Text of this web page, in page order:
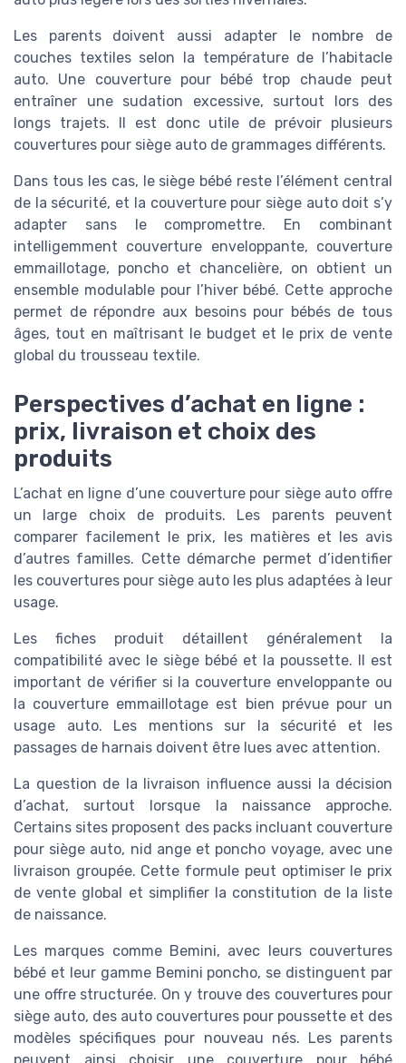
Les parents doivent aussi adapter le nombre de
couches textiles selon la température de l’habitacle
auto. Une couverture pour bébé trop chaude peut
entraîner une sudation excessive, surtout lors des
longs trajets. Il est donc utile de prévoir plusieurs
couvertures pour siège auto de grammages différents.
Dans tous les cas, le siège bébé reste l’élément central
de la sécurité, et la couverture pour siège auto doit s’y
adapter sans le compromettre. En combinant
intelligemment couverture enveloppante, couverture
emmaillotage, poncho et chancelière, on obtient un
ensemble modulable pour l’hiver bébé. Cette approche
permet de répondre aux besoins pour bébés de tous
âges, tout en maîtrisant le budget et le prix de vente
global du trousseau textile.
Perspectives d’achat en ligne :
prix, livraison et choix des
produits
L’achat en ligne d’une couverture pour siège auto offre
un large choix de produits. Les parents peuvent
comparer facilement le prix, les matières et les avis
d’autres familles. Cette démarche permet d’identifier
les couvertures pour siège auto les plus adaptées à leur
usage.
Les fiches produit détaillent généralement la
compatibilité avec le siège bébé et la poussette. Il est
important de vérifier si la couverture enveloppante ou
la couverture emmaillotage est bien prévue pour un
usage auto. Les mentions sur la sécurité et les
passages de harnais doivent être lues avec attention.
La question de la livraison influence aussi la décision
d’achat, surtout lorsque la naissance approche.
Certains sites proposent des packs incluant couverture
pour siège auto, nid ange et poncho voyage, avec une
livraison groupée. Cette formule peut optimiser le prix
de vente global et simplifier la constitution de la liste
de naissance.
Les marques comme Bemini, avec leurs couvertures
bébé et leur gamme Bemini poncho, se distinguent par
une offre structurée. On y trouve des couvertures pour
siège auto, des auto couvertures pour poussette et des
modèles spécifiques pour nouveau nés. Les parents